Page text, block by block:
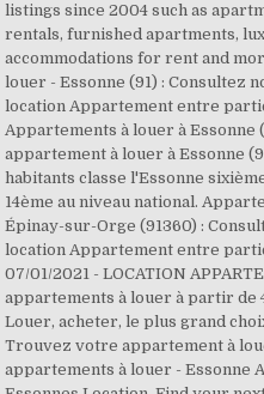
listings since 2004 such as
rentals, furnished apartments,
accommodations for rent and
louer - Essonne (91) : Consultez
location Appartement entre
Appartements à louer à Essonne
appartement à louer à Essonne
habitants classe l'Essonne
14ème au niveau national.
Épinay-sur-Orge (91360) :
location Appartement entre
07/01/2021 - LOCATION
appartements à louer à partir
Louer, acheter, le plus grand
Trouvez votre appartement à
appartements à louer - Essonne